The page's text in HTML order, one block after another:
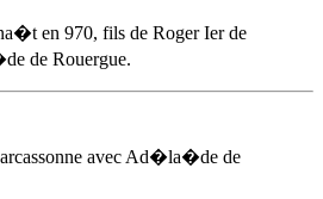
en 970, fils de Roger Ier de
de Rouergue.
avec Ad�la�de de